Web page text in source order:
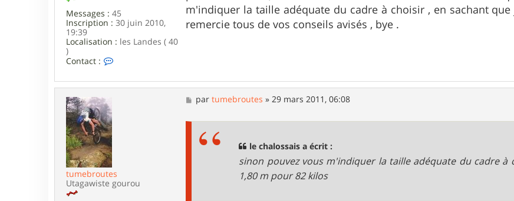
n
Messages : 45
Inscription : 30 juin 2010,
19:39
Localisation : les Landes ( 40
)
Contact :
t
h
a
l
m'indiquer la taille adéquate du cadre à choisir , en sachant
remercie tous de vos conseils avisés , bye .
tumebroutes
Utagawiste gourou
M
e
partumebroutes » 29 mars 2011, 06:08
le chalossais a écrit :
sinon pouvez vous m'indiquer la taille adéquate du cadre à
1,80 m pour 82 kilos